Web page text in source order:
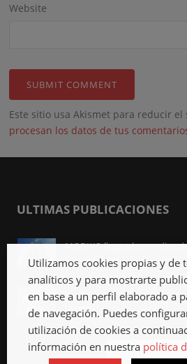
Website
Este sitio usa Akismet para reducir
procesan los datos de tus
ULTIMAS PUBLICACIONES
MODIKO llega a los medios
Abr 3rd, 2023
Viviendas industrializadas,
tienen
Mar 27th, 2023
Utilizamos cookies propias y de
analíticos y para mostrarte
en base a un perfil elaborado a
de navegación. Puedes
utilización de cookies a
información en nuestra política